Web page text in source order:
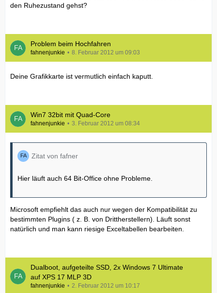
den Ruhezustand gehst?
Problem beim Hochfahren
fahnenjunkie 8. Februar 2012 um 09:03
Deine Grafikkarte ist vermutlich einfach kaputt.
Win7 32bit mit Quad-Core
fahnenjunkie 3. Februar 2012 um 08:34
Zitat von fafner
Hier läuft auch 64 Bit-Office ohne Probleme.
Microsoft empfiehlt das auch nur wegen der Kompatibilität zu
bestimmten Plugins ( z. B. von Drittherstellern). Läuft sonst
natürlich und man kann riesige Exceltabellen bearbeiten.
Dualboot, aufgeteilte SSD, 2x Windows 7 Ultimate
auf XPS 17 MLP 3D
fahnenjunkie 2. Februar 2012 um 10:17